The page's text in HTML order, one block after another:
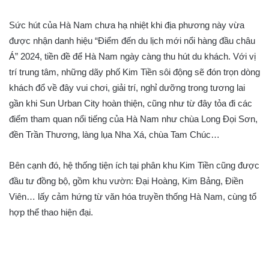
Sức hút của Hà Nam chưa hạ nhiệt khi địa phương này vừa
được nhận danh hiệu “Điểm đến du lịch mới nổi hàng đầu châu
Á” 2024, tiền đề để Hà Nam ngày càng thu hút du khách. Với vị
trí trung tâm, những dãy phố Kim Tiền sôi động sẽ đón trọn dòng
khách đổ về đây vui chơi, giải trí, nghỉ dưỡng trong tương lai
gần khi Sun Urban City hoàn thiện, cũng như từ đây tỏa đi các
điểm tham quan nổi tiếng của Hà Nam như chùa Long Đọi Sơn,
đền Trần Thương, làng lụa Nha Xá, chùa Tam Chúc…
Bên cạnh đó, hệ thống tiện ích tại phân khu Kim Tiền cũng được
đầu tư đồng bộ, gồm khu vườn: Đại Hoàng, Kim Bảng, Điền
Viên… lấy cảm hứng từ văn hóa truyền thống Hà Nam, cùng tổ
hợp thể thao hiện đại.